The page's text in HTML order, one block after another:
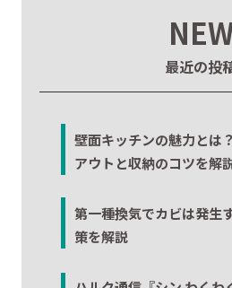
最近の投
壁面キッチンの魅力とは
アウトと収納のコツを解
第一種換気でカビは発生
策を解説